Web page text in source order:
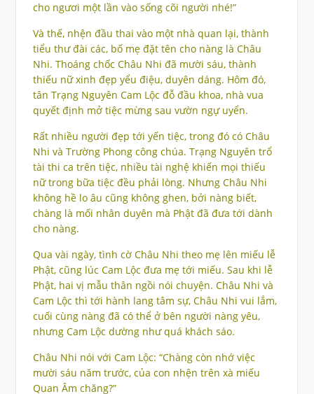
cho ngươi một lần vào sống cõi người nhé!”
Và thế, nhện đầu thai vào một nhà quan lại, thành
tiểu thư đài các, bố mẹ đặt tên cho nàng là Châu
Nhi. Thoáng chốc Châu Nhi đã mười sáu, thành
thiếu nữ xinh đẹp yểu điệu, duyên dáng. Hôm đó,
tân Trạng Nguyên Cam Lộc đỗ đầu khoa, nhà vua
quyết định mở tiệc mừng sau vườn ngự uyển.
Rất nhiều người đẹp tới yến tiệc, trong đó có Châu
Nhi và Trường Phong công chúa. Trạng Nguyên trổ
tài thi ca trên tiệc, nhiều tài nghệ khiến mọi thiếu
nữ trong bữa tiệc đều phải lòng. Nhưng Châu Nhi
không hề lo âu cũng không ghen, bởi nàng biết,
chàng là mối nhân duyên mà Phật đã đưa tới dành
cho nàng.
Qua vài ngày, tình cờ Châu Nhi theo mẹ lên miếu lễ
Phật, cũng lúc Cam Lộc đưa mẹ tới miếu. Sau khi lễ
Phật, hai vị mẫu thân ngồi nói chuyện. Châu Nhi và
Cam Lộc thì tới hành lang tâm sự, Châu Nhi vui lắm,
cuối cùng nàng đã có thể ở bên người nàng yêu,
nhưng Cam Lộc dường như quá khách sáo.
Châu Nhi nói với Cam Lộc: “Chàng còn nhớ việc
mười sáu năm trước, của con nhện trên xà miếu
Quan Âm chăng?”